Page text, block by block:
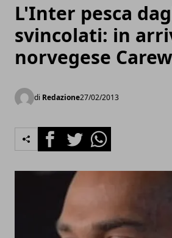
L'Inter pesca
svincolati: in
norvegese Carew
di Redazione27/02/2013
FacebookTwitterWhatsapp